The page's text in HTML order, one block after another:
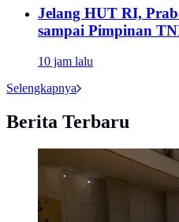
Jelang HUT RI,
sampai Pimpinan
10 jam lalu
Selengkapnya
Berita Terbaru